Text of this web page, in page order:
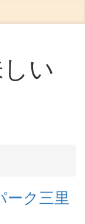
い
ーク三里